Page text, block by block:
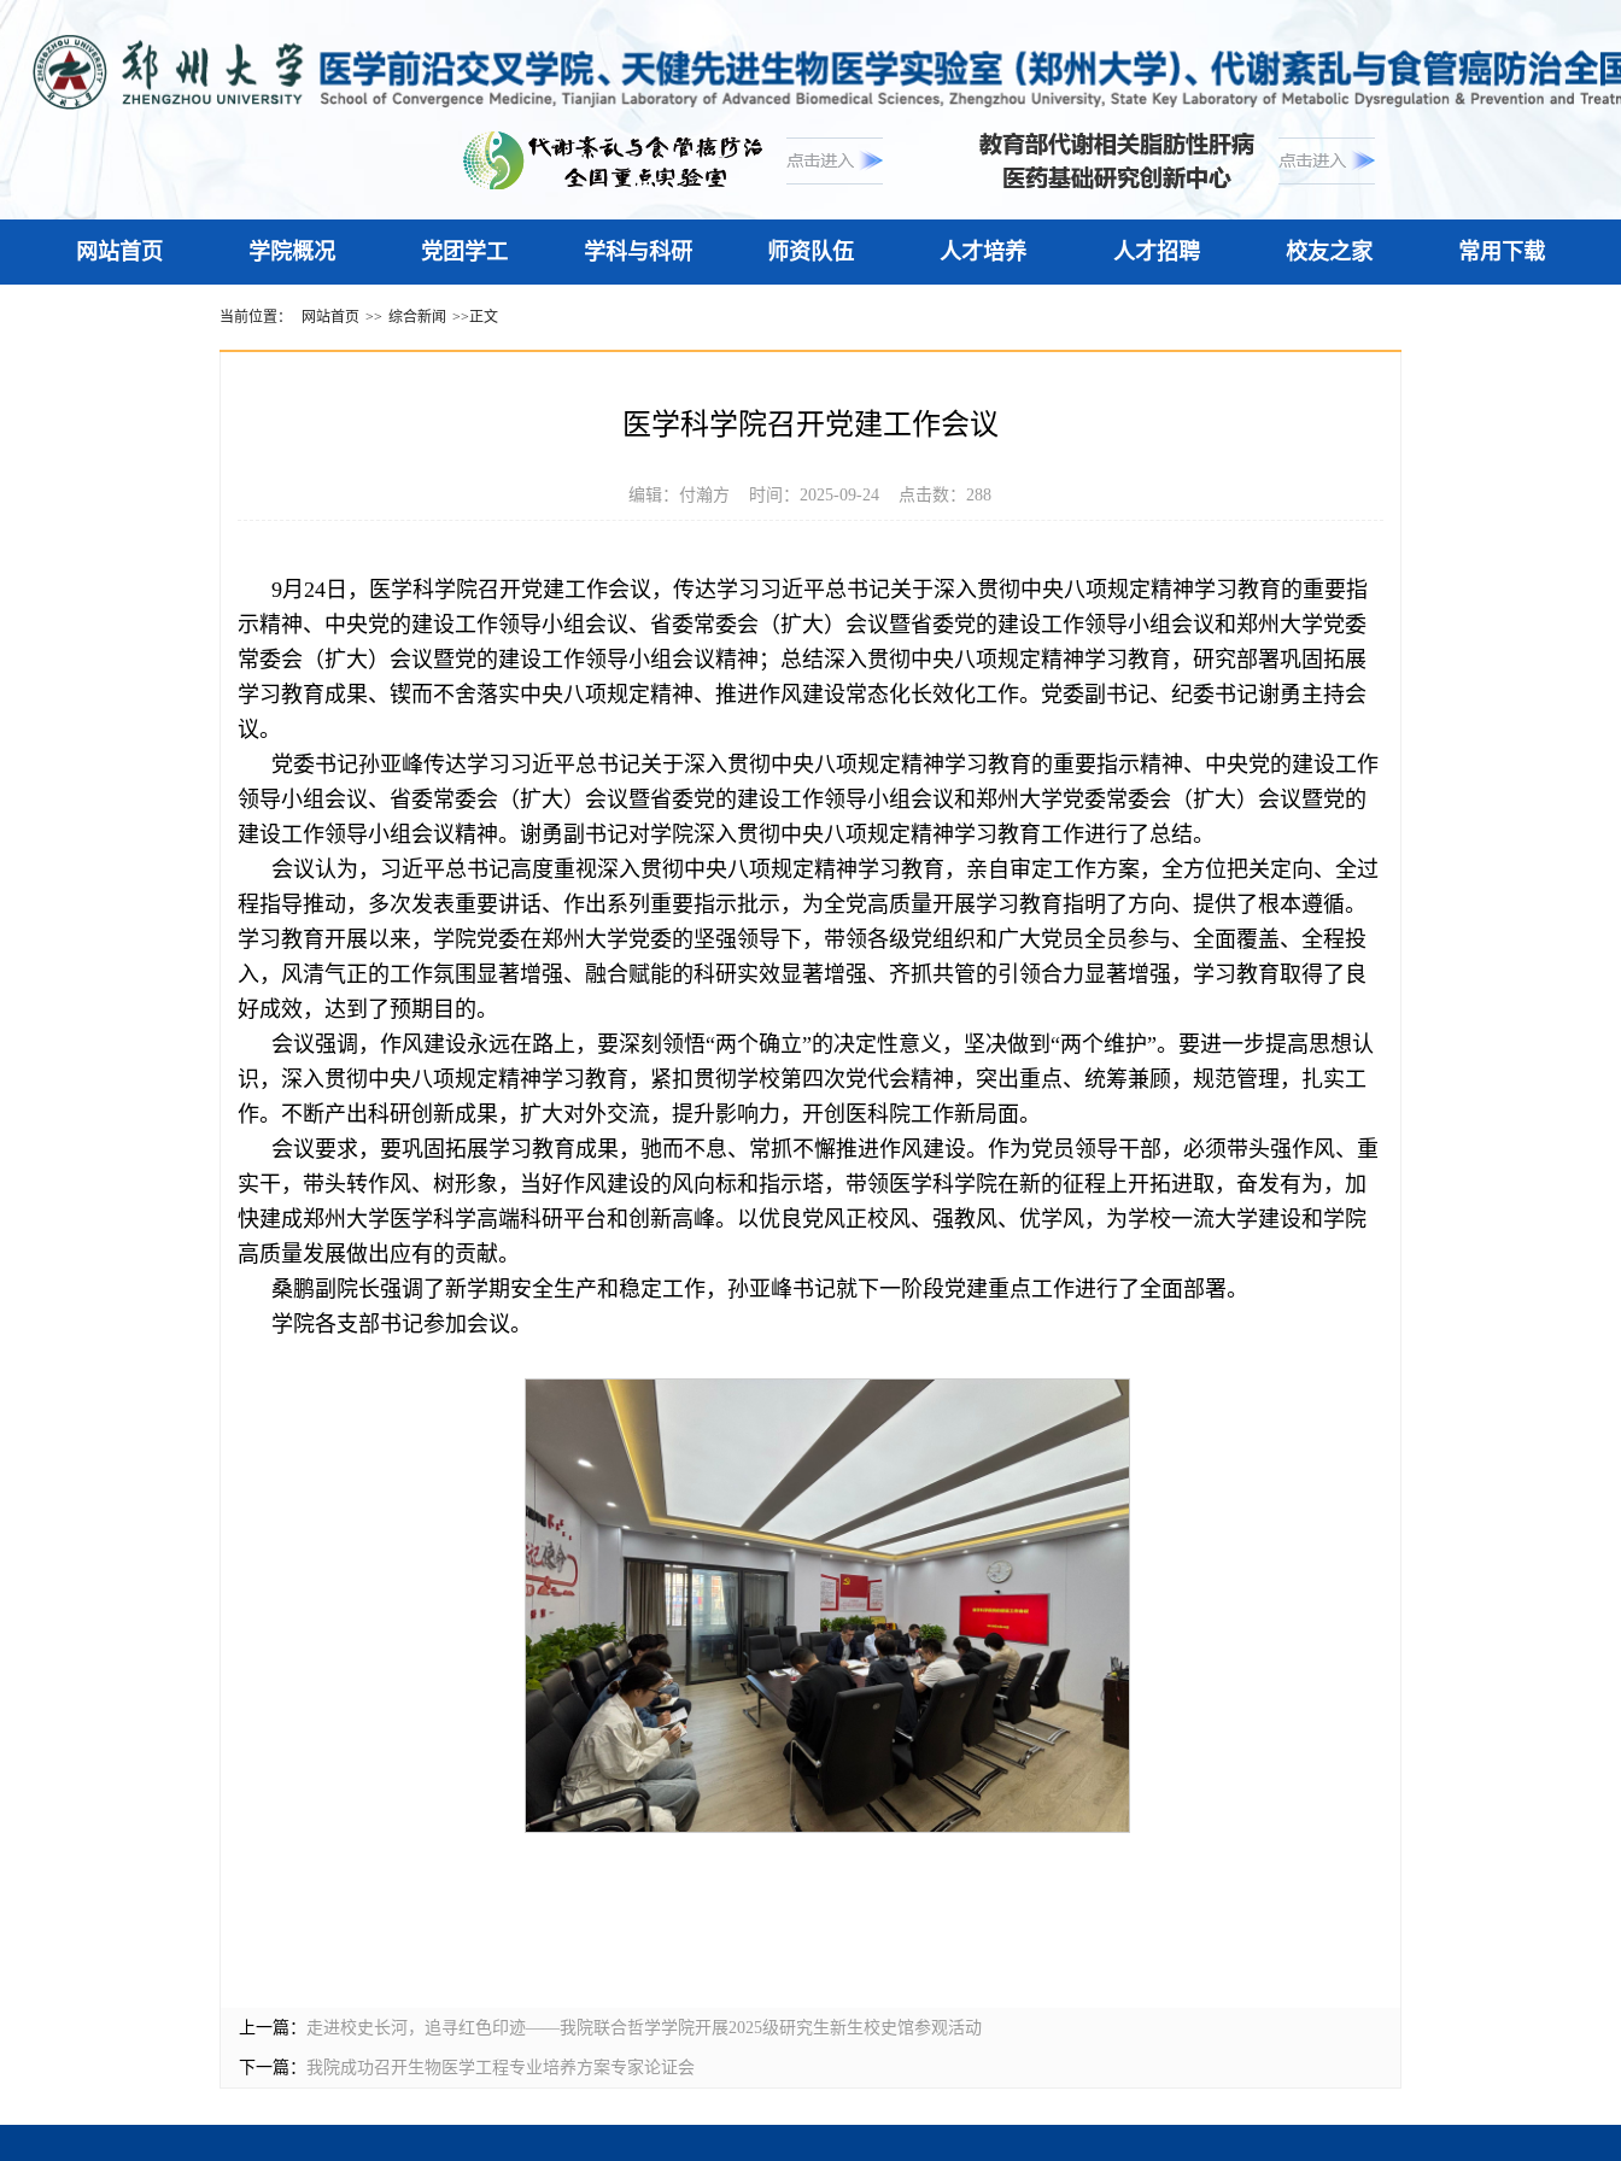
网站首页 学院概况 党团学工 学科与科研 师资队伍 人才培养 人才招聘 校友之家 常用下载
当前位置： 网站首页 >> 综合新闻 >>正文
医学科学院召开党建工作会议
编辑：付瀚方 时间：2025-09-24 点击数：288
9月24日，医学科学院召开党建工作会议，传达学习习近平总书记关于深入贯彻中央八项规定精神学习教育的重要指
示精神、中央党的建设工作领导小组会议、省委常委会（扩大）会议暨省委党的建设工作领导小组会议和郑州大学党委
常委会（扩大）会议暨党的建设工作领导小组会议精神；总结深入贯彻中央八项规定精神学习教育，研究部署巩固拓展
学习教育成果、锲而不舍落实中央八项规定精神、推进作风建设常态化长效化工作。党委副书记、纪委书记谢勇主持会
议。
党委书记孙亚峰传达学习习近平总书记关于深入贯彻中央八项规定精神学习教育的重要指示精神、中央党的建设工作
领导小组会议、省委常委会（扩大）会议暨省委党的建设工作领导小组会议和郑州大学党委常委会（扩大）会议暨党的
建设工作领导小组会议精神。谢勇副书记对学院深入贯彻中央八项规定精神学习教育工作进行了总结。
会议认为，习近平总书记高度重视深入贯彻中央八项规定精神学习教育，亲自审定工作方案，全方位把关定向、全过
程指导推动，多次发表重要讲话、作出系列重要指示批示，为全党高质量开展学习教育指明了方向、提供了根本遵循。
学习教育开展以来，学院党委在郑州大学党委的坚强领导下，带领各级党组织和广大党员全员参与、全面覆盖、全程投
入，风清气正的工作氛围显著增强、融合赋能的科研实效显著增强、齐抓共管的引领合力显著增强，学习教育取得了良
好成效，达到了预期目的。
会议强调，作风建设永远在路上，要深刻领悟“两个确立”的决定性意义，坚决做到“两个维护”。要进一步提高思想认
识，深入贯彻中央八项规定精神学习教育，紧扣贯彻学校第四次党代会精神，突出重点、统筹兼顾，规范管理，扎实工
作。不断产出科研创新成果，扩大对外交流，提升影响力，开创医科院工作新局面。
会议要求，要巩固拓展学习教育成果，驰而不息、常抓不懈推进作风建设。作为党员领导干部，必须带头强作风、重
实干，带头转作风、树形象，当好作风建设的风向标和指示塔，带领医学科学院在新的征程上开拓进取，奋发有为，加
快建成郑州大学医学科学高端科研平台和创新高峰。以优良党风正校风、强教风、优学风，为学校一流大学建设和学院
高质量发展做出应有的贡献。
桑鹏副院长强调了新学期安全生产和稳定工作，孙亚峰书记就下一阶段党建重点工作进行了全面部署。
学院各支部书记参加会议。
上一篇： 走进校史长河，追寻红色印迹——我院联合哲学学院开展2025级研究生新生校史馆参观活动
下一篇： 我院成功召开生物医学工程专业培养方案专家论证会